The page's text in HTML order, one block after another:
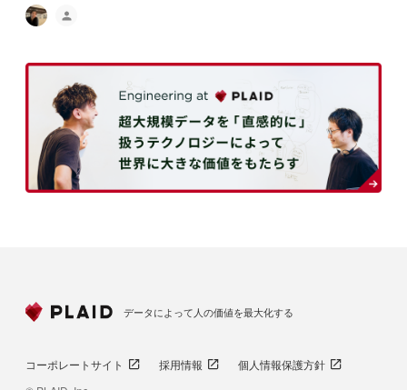
データによって人の価値を最大化する
コーポレートサイト 採用情報
個人情報保護方針